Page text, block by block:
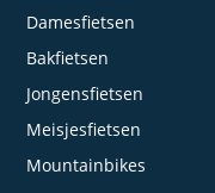
Damesfietsen
Bakfietsen
Jongensfietsen
Meisjesfietsen
Mountainbikes